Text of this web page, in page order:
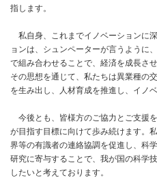
指します。
私自身、これまでイノベーションに
ョンは、シュンペーターが言うように
で組み合わせることで、経済を成長さ
その思想を通じて、私たちは異業種の
を生み出し、人材育成を推進し、イノ
今後とも、皆様方のご協力とご支援
が目指す目標に向けて歩み続けます。
界等の有識者の連絡協調を促進し、科
研究に寄与することで、我が国の科学
したいと考えております。